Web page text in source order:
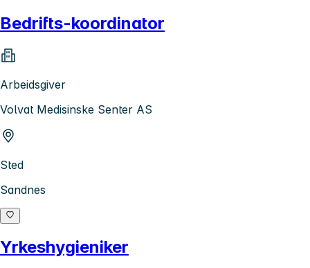
Bedrifts-koordinator
Arbeidsgiver
Volvat Medisinske Senter AS
Sted
Sandnes
Yrkeshygieniker